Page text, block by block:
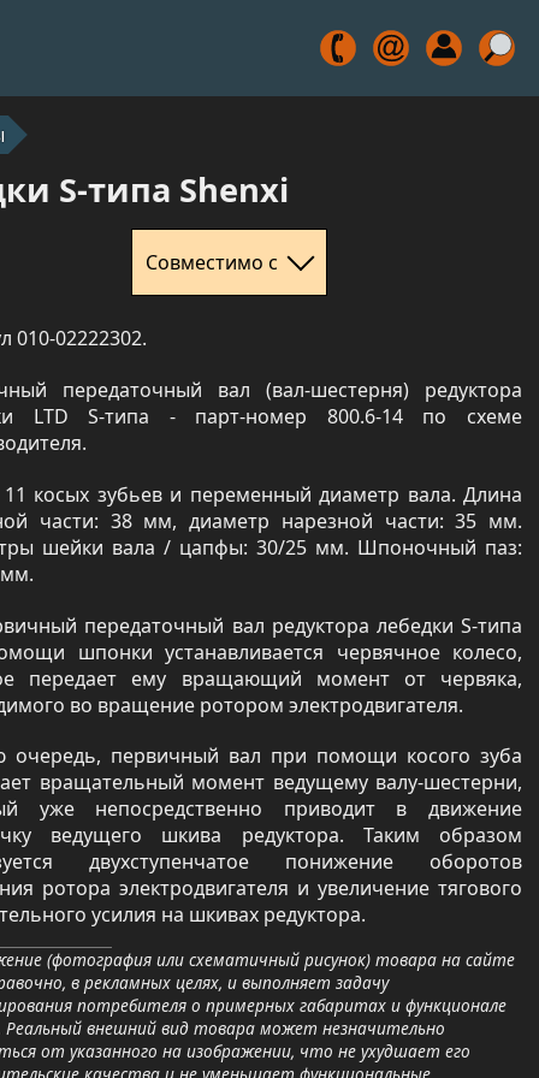
S-типа Shenxi
Совместимо с
010-02222302.
передаточный вал (вал-шестерня) редуктора
LTD S-типа - парт-номер 800.6-14 по схеме
косых зубьев и переменный диаметр вала. Длина
части: 38 мм, диаметр нарезной части: 35 мм.
шейки вала / цапфы: 30/25 мм. Шпоночный паз:
передаточный вал редуктора лебедки S-типа
шпонки устанавливается червячное колесо,
передает ему вращающий момент от червяка,
во вращение ротором электродвигателя.
очередь, первичный вал при помощи косого зуба
вращательный момент ведущему валу-шестерни,
уже непосредственно приводит в движение
ведущего шкива редуктора. Таким образом
двухступенчатое понижение оборотов
ротора электродвигателя и увеличение тягового
усилия на шкивах редуктора.
(фотография или схематичный рисунок) товара на сайте
в рекламных целях, и выполняет задачу
потребителя о примерных габаритах и функционале
Реальный внешний вид товара может незначительно
от указанного на изображении, что не ухудшает его